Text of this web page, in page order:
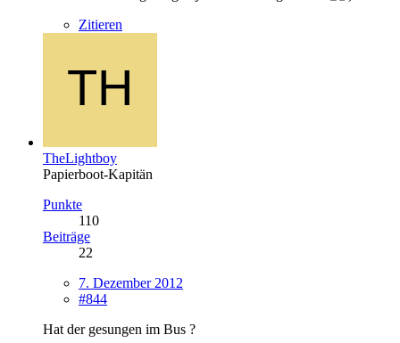
Zitieren
TheLightboy
Papierboot-Kapitän
Punkte
110
Beiträge
22
7. Dezember 2012
#844
Hat der gesungen im Bus ?